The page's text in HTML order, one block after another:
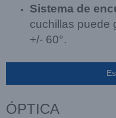
Sistema de
cuchillas puede
+/- 60°.
ÓPTICA